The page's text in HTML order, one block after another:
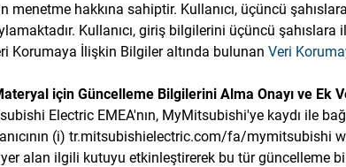
menetme hakkına sahiptir. Kullanıcı, üçüncü
Kullanıcı, giriş bilgilerini üçüncü
Korumaya İlişkin Bilgiler altında bulunan Veri
için Güncelleme Bilgilerini Alma Onayı ve Ek
Electric EMEA'nın, MyMitsubishi'ye kaydı ile
(i) tr.mitsubishielectric.com/fa/mymitsubishi
alan ilgili kutuyu etkinleştirerek bu tür güncelleme